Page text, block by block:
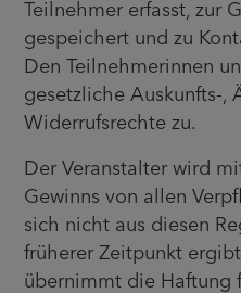
Teilnehmer erfasst, zur
gespeichert und zu
Den Teilnehmerinnen
gesetzliche Auskunfts-,
Widerrufsrechte zu.
Der Veranstalter wird
Gewinns von allen
sich nicht aus diesen
früherer Zeitpunkt
übernimmt die Haftung